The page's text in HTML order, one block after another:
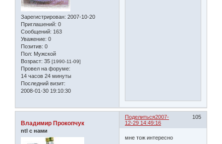
Зарегистрирован: 2007-10-20
Приглашений: 0
Сообщений: 163
Уважение: 0
Позитив: 0
Пол: Мужской
Возраст: 35 [1990-11-09]
Провел на форуме:
14 часов 24 минуты
Последний визит:
2008-01-30 19:10:30
Поделиться 105
2007-
12-29 14:49:16
Владимир Прокопчук
ntl с нами
мне тож интересно